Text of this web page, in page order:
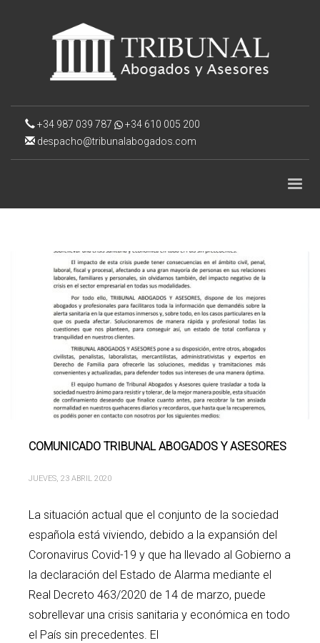
+34 987 039 787
+34 610 005 200
despacho@tribunalabogados.com
COMUNICADO TRIBUNAL ABOGADOS Y ASESORES
JUEVES, 23 ABRIL 2020
La situación actual que el conjunto de la sociedad
española está viviendo, debido a la expansión del
Coronavirus Covid-19 y que ha llevado al Gobierno a
la declaración del Estado de Alarma mediante el
Real Decreto 463/2020 de 14 de marzo, puede
sobrellevar una crisis sanitaria y económica en todo
el País sin precedentes. El